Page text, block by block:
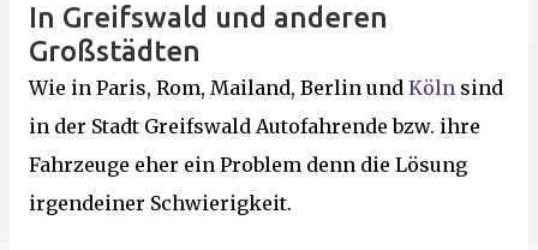
In Greifswald und anderen
Großstädten
Wie in Paris, Rom, Mailand, Berlin und Köln sind
in der Stadt Greifswald Autofahrende bzw. ihre
Fahrzeuge eher ein Problem denn die Lösung
irgendeiner Schwierigkeit.